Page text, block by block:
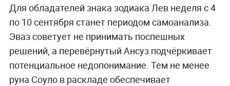
Для обладателей знака зодиака Лев неделя с 4
по 10 сентября станет периодом самоанализа.
Эваз советует не принимать поспешных
решений, а перевёрнутый Ансуз подчёркивает
потенциальное недопонимание. Тем не менее
руна Соуло в раскладе обеспечивает